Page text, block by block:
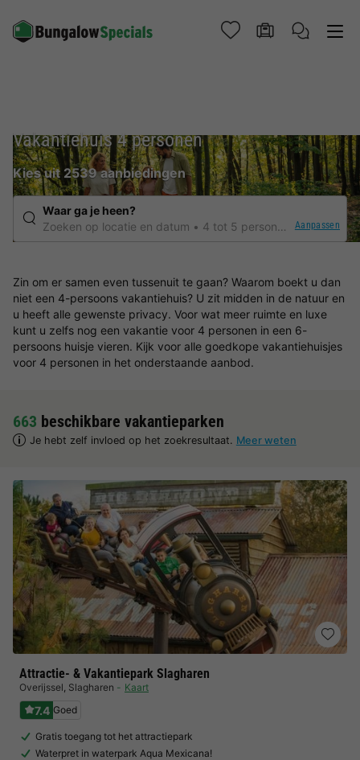
Vakantiehuis 4 personen
Kies uit 2539 aanbiedingen
Waar ga je heen?
Zoeken op locatie en datum
4 tot 5 personen Elke
Aanpassen
Zin om er samen even tussenuit te gaan? Waarom boekt u dan
niet een 4-persoons vakantiehuis? U zit midden in de natuur en
u heeft alle gewenste privacy. Voor wat meer ruimte en luxe
kunt u zelfs nog een vakantie voor 4 personen in een 6-
persoons huisje vieren. Kijk voor alle goedkope vakantiehuisjes
voor 4 personen in het onderstaande aanbod.
663 beschikbare vakantieparken
Je hebt zelf invloed op het zoekresultaat. Meer weten
Attractie- & Vakantiepark Slagharen
Overijssel, Slagharen Kaart
7.4 Goed
Gratis toegang tot het attractiepark
Waterpret in waterpark Aqua Mexicana!